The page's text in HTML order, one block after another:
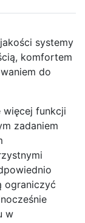
systemy
komfortem
do
więcej funkcji
zadaniem
ograniczyć
w